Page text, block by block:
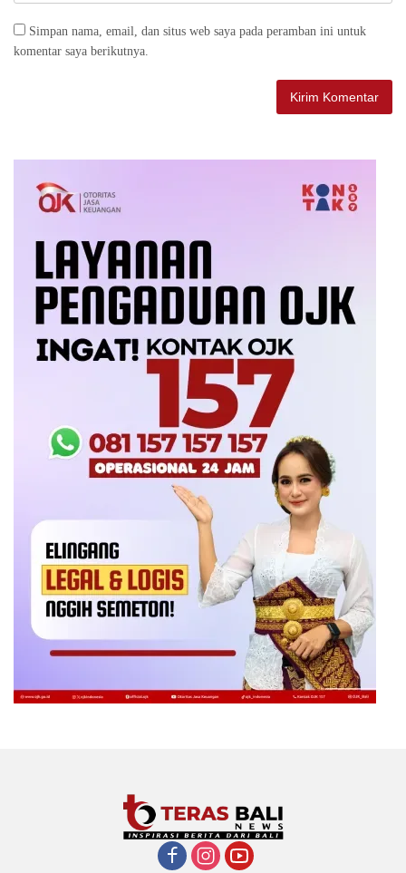
Simpan nama, email, dan situs web saya pada peramban ini untuk
komentar saya berikutnya.